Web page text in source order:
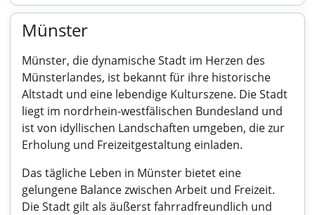
Münster
Münster, die dynamische Stadt im Herzen des
Münsterlandes, ist bekannt für ihre historische
Altstadt und eine lebendige Kulturszene. Die Stadt
liegt im nordrhein-westfälischen Bundesland und
ist von idyllischen Landschaften umgeben, die zur
Erholung und Freizeitgestaltung einladen.
Das tägliche Leben in Münster bietet eine
gelungene Balance zwischen Arbeit und Freizeit.
Die Stadt gilt als äußerst fahrradfreundlich und